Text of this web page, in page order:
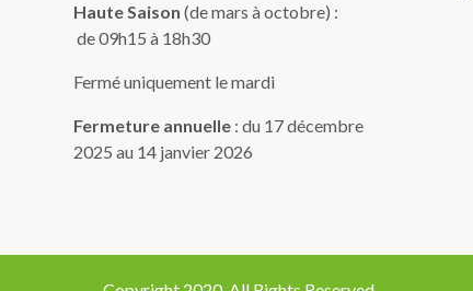
Haute Saison(de mars à octobre) :
de 09h15 à 18h30
Fermé uniquement le mardi
Fermeture annuelle : du 17 décembre
2025 au 14 janvier 2026